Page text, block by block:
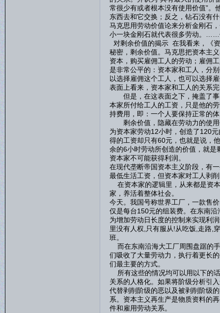
常很少有或者根本没有使用价值”。
东西去和它交换；反之，钻石没有
马克思用劳动价值论来分析金刚石
小一块金刚石就代表很多劳动。……
对剩余价值的揭示 在我看来，《
秘密，剩余价值。马克思把资本主
资本，购买雇佣工人的劳动；雇佣
是非常公平的：资本家和工人，分
以选择雇佣这个工人，也可以选择
表面上看来，资本家和工人的关系
但是，在这表面之下，掩盖了事
本家所付给工人的工资，只是他的
持费用，即：一个人要保持正常的
剩余价值，隐藏在劳动力的使用
为资本家劳动12小时，创造了120
得的工资却只有60元，也就是说，
余的6小时劳动所创造的价值，就
资本家不可能获得利润。
在现代垄断帝国资本主义阶段，有
最低生活工资，但资本家对工人剥
在资本家的逻辑里，从来都是资
家，养活着整体社会。
今天。我国号称世界工厂，一款售
仅是每台150元的组装费。在东南
为增加劳动日长度的控制来实现利
里没有人权,只有服从!从吃饭,走路,
班。
而在东南沿海大工厂周围盘踞的
们吸收了大量劳动力，执行着更长
们最主要的方式。
所有这些的情况均可以用以下的
关系的人格化。如果将阶级分析引
代替剥削阶级的恶以及被剥削阶级
系。资本主义再生产是物质资料的
件和雇用劳动关系。